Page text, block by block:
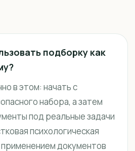
подборку как
в этом: начать с
набора, а затем
под реальные задачи
психологическая
документов